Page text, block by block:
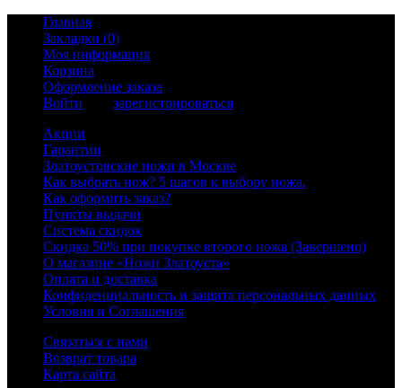
Главная
Закладки (0)
Моя информация
Корзина
Оформление заказа
Войти
зарегистрироваться
Акции
Гарантии
Златоустовские ножи в Москве
Как выбрать нож? 5 шагов к выбору ножа.
Как оформить заказ?
Пункты выдачи
Система скидок
Скидка 50% при покупке второго ножа (Завершено)
О магазине «Ножи Златоуста»
Оплата и доставка
Конфиденциальность и защита персональных данных
Условия и Соглашения
Связаться с нами
Возврат товара
Карта сайта